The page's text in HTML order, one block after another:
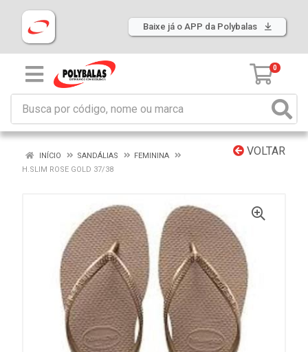
Baixe já o APP da Polybalas
0
VOLTAR
INÍCIO SANDÁLIAS
FEMININA
H.SLIM ROSE GOLD 37/38